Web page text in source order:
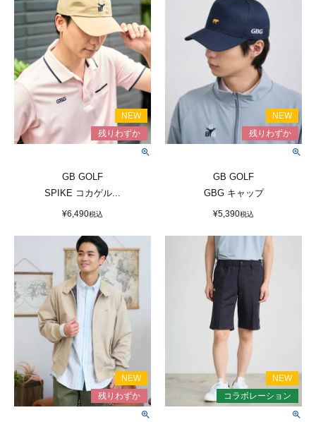
GB GOLF
SPIKE コカゲル...
¥6,490税込
GB GOLF
GBG キャップ
¥5,390税込